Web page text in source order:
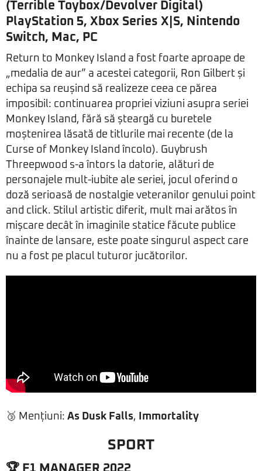
(Terrible Toybox/Devolver Digital)
PlayStation 5, Xbox Series X|S, Nintendo
Switch, Mac, PC
Return to Monkey Island a fost foarte aproape de
„medalia de aur” a acestei categorii, Ron Gilbert și
echipa sa reușind să realizeze ceea ce părea
imposibil: continuarea propriei viziuni asupra seriei
Monkey Island, fără să șteargă cu buretele
moștenirea lăsată de titlurile mai recente (de la
Curse of Monkey Island încolo). Guybrush
Threepwood s-a întors la datorie, alături de
personajele mult-iubite ale seriei, jocul oferind o
doză serioasă de nostalgie veteranilor genului point
and click. Stilul artistic diferit, mult mai arătos în
mișcare decât în imaginile statice făcute publice
înainte de lansare, este poate singurul aspect care
nu a fost pe placul tuturor jucătorilor.
🥉 Mențiuni: As Dusk Falls, Immortality
SPORT